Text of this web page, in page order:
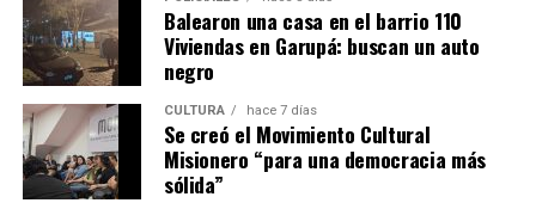
Asimismo, ponía fin a los cupos por nacionalidad, que
estipulaba que particulares o capitales de un mismo país
no podían superar el 30% del total de las tierras
permitidas para extranjeros.
Fuego
Balearon una casa en el barrio 110
Viviendas en Garupá: buscan un auto
negro
CULTURA hace 7 días
Se creó el Movimiento Cultural
Misionero “para una democracia más
sólida”